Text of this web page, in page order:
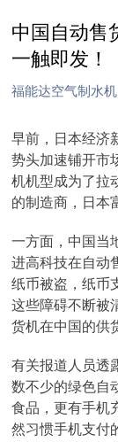
中国自动售
一触即发！
福能达空气制水机
早前，日本经济
势头加速铺开市
机机型成为了拉
的制造商，日本
一方面，中国当
进高科技在自动
纸币被盗，纸币
这些障碍不断被
货机在中国的供
有关报道人员透
数不少的绿色自
食品，更有手机
然习惯手机支付